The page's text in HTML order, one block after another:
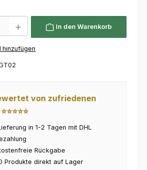
In den Warenkorb
hinzufügen
von zufriedenen
in 1-2 Tagen mit DHL
Rückgabe
Produkte direkt auf Lager